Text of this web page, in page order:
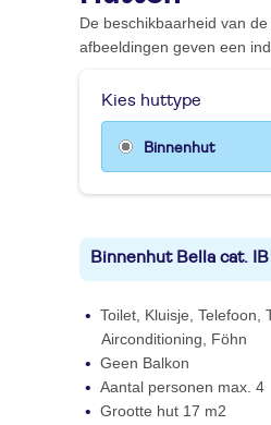
De beschikbaarheid van
afbeeldingen geven een
Kies huttype
Binnenhut
Binnenhut Bella cat. IB
Toilet, Kluisje, Telefoon,
Airconditioning, Föhn
Geen Balkon
Aantal personen max. 4
Grootte hut 17 m2